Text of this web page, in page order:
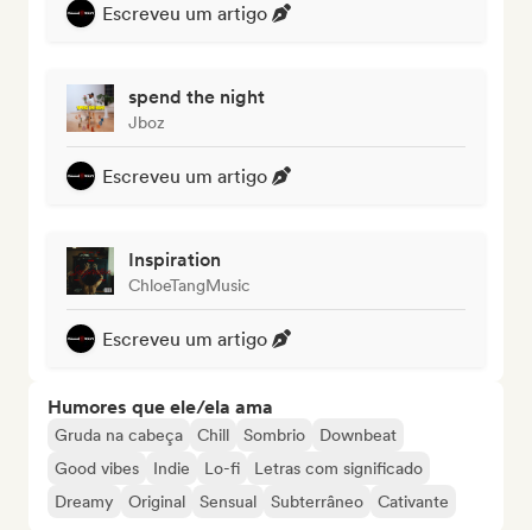
Escreveu um artigo
spend the night
Jboz
Escreveu um artigo
Inspiration
ChloeTangMusic
Escreveu um artigo
Humores que ele/ela ama
Gruda na cabeça Chill Sombrio
Downbeat
Good vibes
Indie Lo-fi
Letras com significado
Dreamy
Original Sensual Subterrâneo Cativante